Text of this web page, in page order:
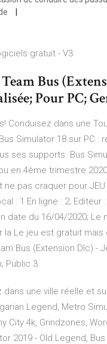
gratuit - V3
Bus
Pour PC;
dans une
Simulator 18 sur PC
ses supports. Bus
en 4ème trimestre
pas craquer pour
: 1 En ligne : 2;
date du 16/04/2020; Le
Le jeu est gratuit
Bus (Extension Dlc) -
Public 3.
une ville réelle et
Legend, Metro
City 4k, Grindzones,
2019 - Old Legend,